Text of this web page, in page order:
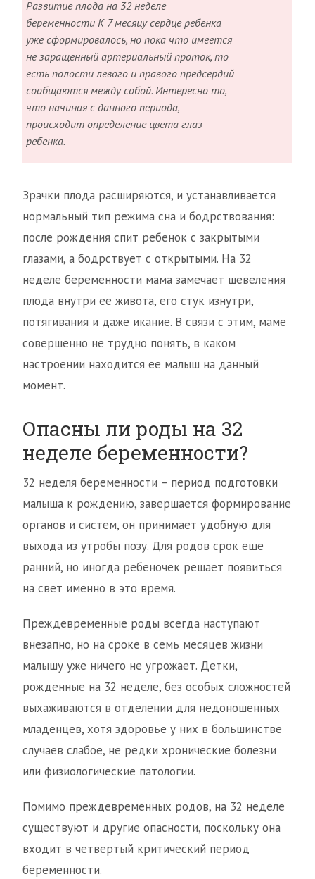
Развитие плода на 32 неделе
беременности К 7 месяцу сердце ребенка
уже сформировалось, но пока что имеется
не заращенный артериальный проток, то
есть полости левого и правого предсердий
сообщаются между собой. Интересно то,
что начиная с данного периода,
происходит определение цвета глаз
ребенка.
Зрачки плода расширяются, и устанавливается
нормальный тип режима сна и бодрствования:
после рождения спит ребенок с закрытыми
глазами, а бодрствует с открытыми. На 32
неделе беременности мама замечает шевеления
плода внутри ее живота, его стук изнутри,
потягивания и даже икание. В связи с этим, маме
совершенно не трудно понять, в каком
настроении находится ее малыш на данный
момент.
Опасны ли роды на 32
неделе беременности?
32 неделя беременности – период подготовки
малыша к рождению, завершается формирование
органов и систем, он принимает удобную для
выхода из утробы позу. Для родов срок еще
ранний, но иногда ребеночек решает появиться
на свет именно в это время.
Преждевременные роды всегда наступают
внезапно, но на сроке в семь месяцев жизни
малышу уже ничего не угрожает. Детки,
рожденные на 32 неделе, без особых сложностей
выхаживаются в отделении для недоношенных
младенцев, хотя здоровье у них в большинстве
случаев слабое, не редки хронические болезни
или физиологические патологии.
Помимо преждевременных родов, на 32 неделе
существуют и другие опасности, поскольку она
входит в четвертый критический период
беременности.